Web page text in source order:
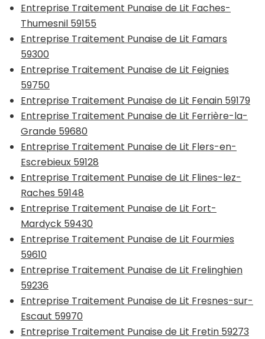
Entreprise Traitement Punaise de Lit Faches-
Thumesnil 59155
Entreprise Traitement Punaise de Lit Famars
59300
Entreprise Traitement Punaise de Lit Feignies
59750
Entreprise Traitement Punaise de Lit Fenain 59179
Entreprise Traitement Punaise de Lit Ferrière-la-
Grande 59680
Entreprise Traitement Punaise de Lit Flers-en-
Escrebieux 59128
Entreprise Traitement Punaise de Lit Flines-lez-
Raches 59148
Entreprise Traitement Punaise de Lit Fort-
Mardyck 59430
Entreprise Traitement Punaise de Lit Fourmies
59610
Entreprise Traitement Punaise de Lit Frelinghien
59236
Entreprise Traitement Punaise de Lit Fresnes-sur-
Escaut 59970
Entreprise Traitement Punaise de Lit Fretin 59273